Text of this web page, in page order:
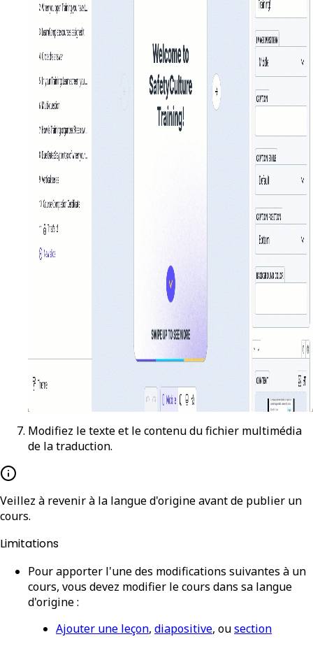
Modifiez le texte et le contenu du fichier multimédia
de la traduction.
Veillez à revenir à la langue d'origine avant de publier un
cours.
Limitations
Pour apporter l'une des modifications suivantes à un
cours, vous devez modifier le cours dans sa langue
d'origine :
Ajouter une leçon, diapositive, ousection